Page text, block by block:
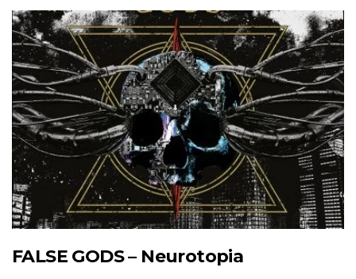
FALSE GODS – Neurotopia